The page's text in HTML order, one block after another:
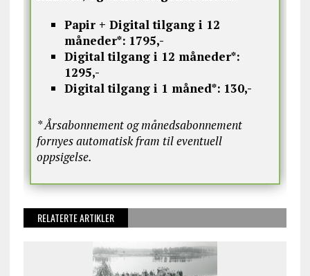
Papir + Digital tilgang i 12
måneder*: 1795,-
Digital tilgang i 12 måneder*:
1295,-
Digital tilgang i 1 måned*: 130,-
* Årsabonnement og månedsabonnement
fornyes automatisk fram til eventuell
oppsigelse.
RELATERTE ARTIKLER